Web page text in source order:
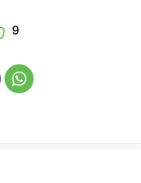
9